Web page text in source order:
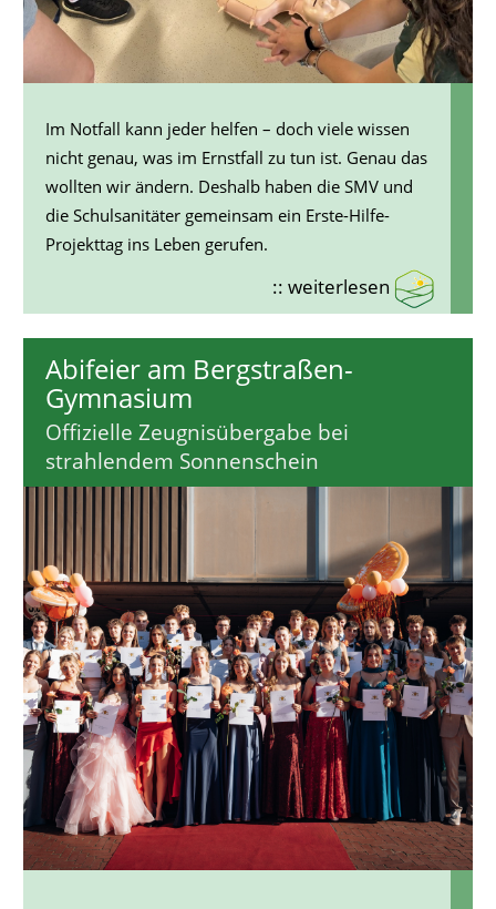
Im Notfall kann jeder helfen – doch viele wissen
nicht genau, was im Ernstfall zu tun ist. Genau das
wollten wir ändern. Deshalb haben die SMV und
die Schulsanitäter gemeinsam ein Erste-Hilfe-
Projekttag ins Leben gerufen.
:: weiterlesen
Abifeier am Bergstraßen-
Gymnasium
Offizielle Zeugnisübergabe bei
strahlendem Sonnenschein